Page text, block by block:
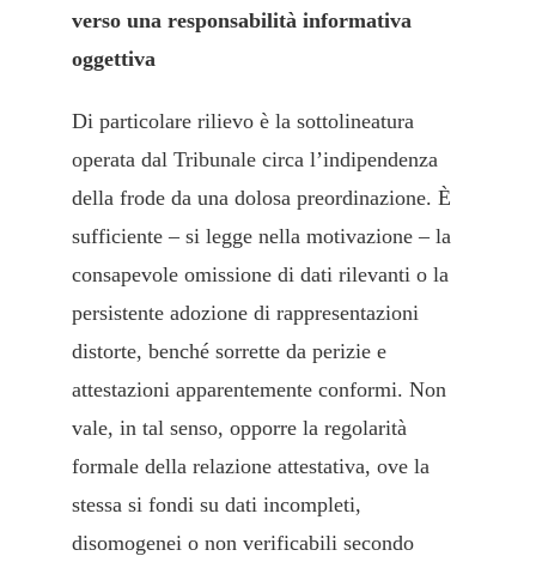
verso una responsabilità informativa
oggettiva
Di particolare rilievo è la sottolineatura
operata dal Tribunale circa l’indipendenza
della frode da una dolosa preordinazione. È
sufficiente – si legge nella motivazione – la
consapevole omissione di dati rilevanti o la
persistente adozione di rappresentazioni
distorte, benché sorrette da perizie e
attestazioni apparentemente conformi. Non
vale, in tal senso, opporre la regolarità
formale della relazione attestativa, ove la
stessa si fondi su dati incompleti,
disomogenei o non verificabili secondo